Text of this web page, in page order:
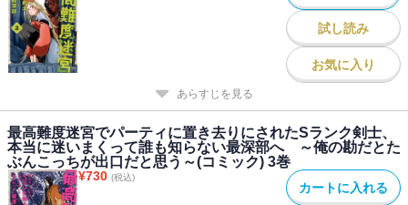
試し読み
お気に入り
あらすじを見る
最高難度迷宮でパーティに置き去りにされたSランク剣士、
本当に迷いまくって誰も知らない最深部へ ～俺の勘だとた
ぶんこっちが出口だと思う～(コミック) 3巻
¥730 (税込)
カートに入れる